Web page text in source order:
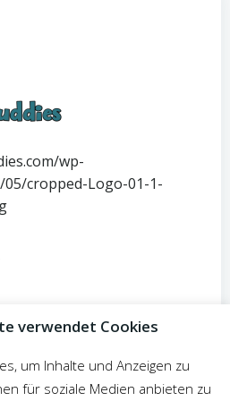
wp-
cropped-Logo-01-1-
are closed
verwendet Cookies
um Inhalte und Anzeigen zu
für soziale Medien anbieten zu